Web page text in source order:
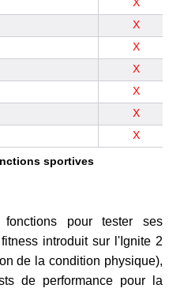
X
X
X
X
X
X
X
sportives
pour tester ses
introduit sur l'Ignite 2
de la condition physique),
de performance pour la